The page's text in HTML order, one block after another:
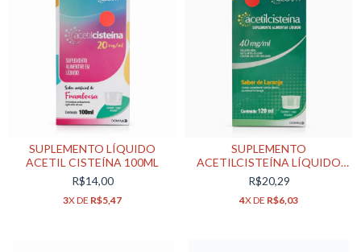
SUPLEMENTO LÍQUIDO
ACETIL CISTEÍNA 100ML
R$14,00
3X DE R$5,47
SUPLEMENTO
ACETILCISTEÍNA LÍQUIDO
120 ML
R$20,29
4X DE R$6,03